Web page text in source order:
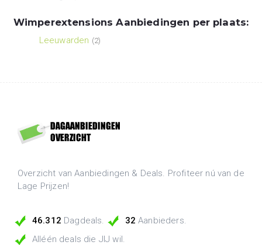
Wimperextensions Aanbiedingen per plaats:
Leeuwarden (2)
Overzicht van Aanbiedingen & Deals. Profiteer nú van de
Lage Prijzen!
46.312 Dagdeals. 32 Aanbieders.
Alléén deals die JIJ wil.